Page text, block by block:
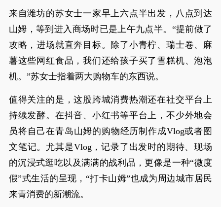
来自潍坊的苏女士一家早上六点半出发，八点到达
山姆，等到进入商场时已是上午九点半。“提前做了
攻略，进场就直奔目标。除了小青柠、瑞士卷、麻
薯这些网红食品，我们还给孩子买了雪糕机、泡泡
机。”苏女士指着两大购物车的东西说。
值得关注的是，这股跨城消费热潮还在社交平台上
持续发酵。在抖音、小红书等平台上，不少外地会
员将自己在青岛山姆的购物经历制作成Vlog或者图
文笔记。尤其是Vlog，记录了出发时的期待、现场
的沉浸式逛吃以及满满的战利品，更像是一种“微度
假”式生活的呈现，“打卡山姆”也成为周边城市居民
来青消费的新潮流。